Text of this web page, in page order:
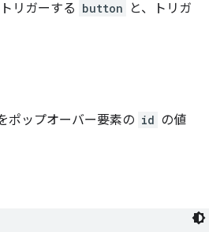
リガーする button
と、トリガ
ポップオーバー要素の id の値